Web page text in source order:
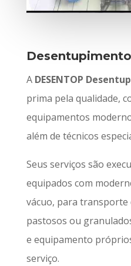
A DESENTOP
prima pela qualidade,
equipamentos
além de técnicos
Seus serviços são
equipados com
vácuo, para transporte
pastosos ou
e equipamento
serviço.